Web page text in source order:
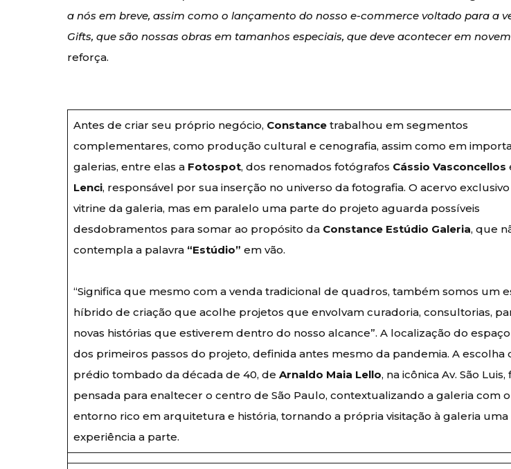
a nós em breve, assim como o lançamento do nosso e-commerce voltado para a
Gifts, que são nossas obras em tamanhos especiais, que deve acontecer em
reforça.
Antes de criar seu próprio negócio, Constancetrabalhou em segmentos
complementares, como produção cultural e cenografia, assim como em
galerias, entre elas a Fotospot, dos renomados fotógrafos Cássio Vasconcellos
Lenci, responsável por sua inserção no universo da fotografia. O acervo exclusivo
vitrine da galeria, mas em paralelo uma parte do projeto aguarda possíveis
desdobramentos para somar ao propósito da Constance Estúdio Galeria, que
contempla a palavra “Estúdio” em vão.
“Significa que mesmo com a venda tradicional de quadros, também somos um
híbrido de criação que acolhe projetos que envolvam curadoria, consultorias,
novas histórias que estiverem dentro do nosso alcance”. A localização do
dos primeiros passos do projeto, definida antes mesmo da pandemia. A escolha
prédio tombado da década de 40, de Arnaldo Maia Lello, na icônica Av. São Luis,
pensada para enaltecer o centro de São Paulo, contextualizando a galeria com
entorno rico em arquitetura e história, tornando a própria visitação à galeria uma
experiência a parte.